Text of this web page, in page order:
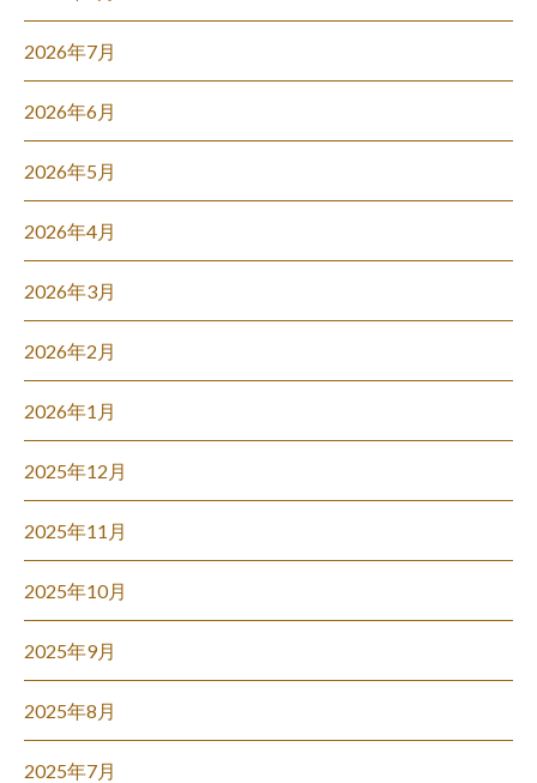
2026年7月
2026年6月
2026年5月
2026年4月
2026年3月
2026年2月
2026年1月
2025年12月
2025年11月
2025年10月
2025年9月
2025年8月
2025年7月